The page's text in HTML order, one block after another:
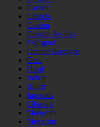
Cacher
Chinois
Coréen
Cuisine des Iles
Espagnol
Grande Bretagne
Grec
Halal
Indien
Italien
Japonais
Libanais
Marocain
Mexicain